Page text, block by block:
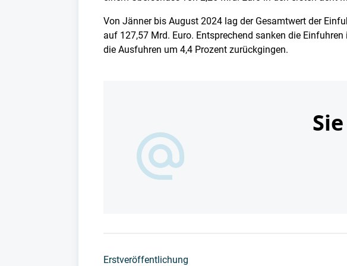
Von Jänner bis August 2024 lag der Gesamtwert der
auf 127,57 Mrd. Euro. Entsprechend sanken die
die Ausfuhren um 4,4 Prozent zurückgingen.
Erstveröffentlichung